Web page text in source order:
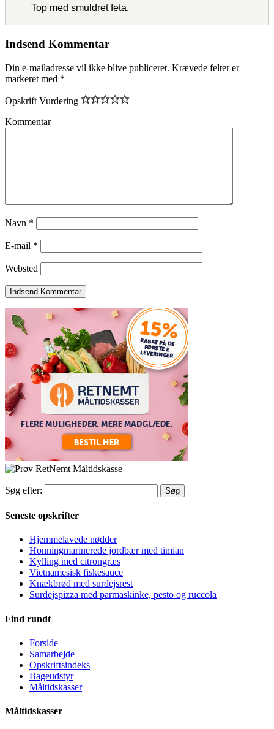
Top med smuldret feta.
Indsend Kommentar
Din e-mailadresse vil ikke blive publiceret. Krævede felter er
markeret med *
Opskrift Vurdering
Kommentar
Navn *
E-mail *
Websted
Søg efter:
Seneste opskrifter
Hjemmelavede nødder
Honningmarinerede jordbær med timian
Kylling med citrongræs
Vietnamesisk fiskesauce
Knækbrød med surdejsrest
Surdejspizza med parmaskinke, pesto og ruccola
Find rundt
Forside
Samarbejde
Opskriftsindeks
Bageudstyr
Måltidskasser
Måltidskasser